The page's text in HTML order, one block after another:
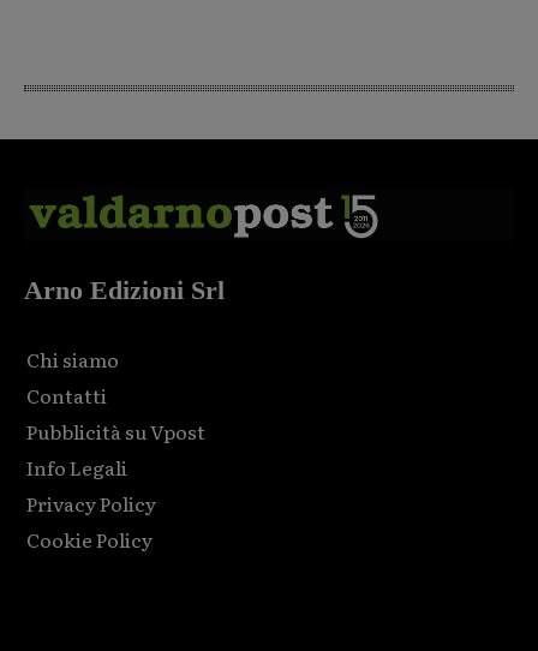
Arno Edizioni Srl
Chi siamo
Contatti
Pubblicità su Vpost
Info Legali
Privacy Policy
Cookie Policy